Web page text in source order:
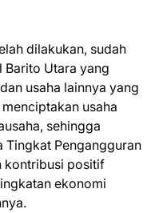
dilakukan, sudah
Utara yang
usaha lainnya yang
usaha
sehingga
Tingkat Pengangguran
kontribusi positif
ekonomi